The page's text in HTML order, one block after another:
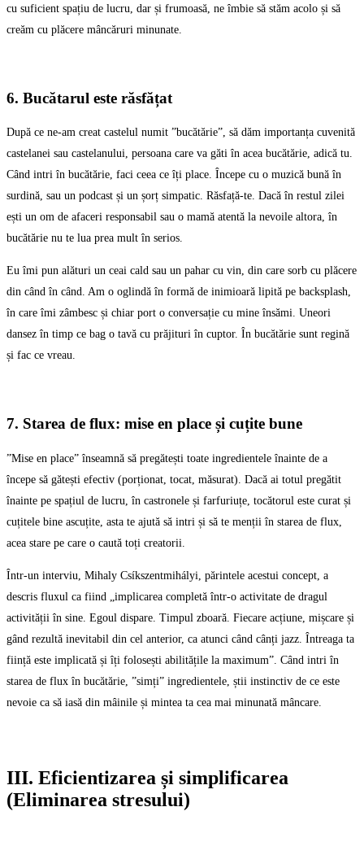
cu suficient spațiu de lucru, dar și frumoasă, ne îmbie să stăm acolo și să
creăm cu plăcere mâncăruri minunate.
6. Bucătarul este răsfățat
După ce ne-am creat castelul numit ”bucătărie”, să dăm importanța cuvenită
castelanei sau castelanului, persoana care va găti în acea bucătărie, adică tu.
Când intri în bucătărie, faci ceea ce îți place. Începe cu o muzică bună în
surdină, sau un podcast și un șorț simpatic. Răsfață-te. Dacă în restul zilei
ești un om de afaceri responsabil sau o mamă atentă la nevoile altora, în
bucătărie nu te lua prea mult în serios.
Eu îmi pun alături un ceai cald sau un pahar cu vin, din care sorb cu plăcere
din când în când. Am o oglindă în formă de inimioară lipită pe backsplash,
în care îmi zâmbesc și chiar port o conversație cu mine însămi. Uneori
dansez în timp ce bag o tavă cu prăjituri în cuptor. În bucătărie sunt regină
și fac ce vreau.
7. Starea de flux: mise en place și cuțite bune
”Mise en place” înseamnă să pregătești toate ingredientele înainte de a
începe să gătești efectiv (porționat, tocat, măsurat). Dacă ai totul pregătit
înainte pe spațiul de lucru, în castronele și farfuriuțe, tocătorul este curat și
cuțitele bine ascuțite, asta te ajută să intri și să te menții în starea de flux,
acea stare pe care o caută toți creatorii.
Într-un interviu, Mihaly Csíkszentmihályi, părintele acestui concept, a
descris fluxul ca fiind „implicarea completă într-o activitate de dragul
activității în sine. Egoul dispare. Timpul zboară. Fiecare acțiune, mișcare și
gând rezultă inevitabil din cel anterior, ca atunci când cânți jazz. Întreaga ta
ființă este implicată și îți folosești abilitățile la maximum”. Când intri în
starea de flux în bucătărie, ”simți” ingredientele, știi instinctiv de ce este
nevoie ca să iasă din mâinile și mintea ta cea mai minunată mâncare.
III. Eficientizarea și simplificarea
(Eliminarea stresului)